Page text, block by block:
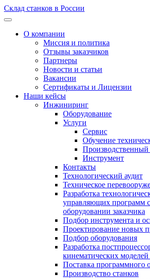
Склад станков в России
О компании
Миссия и политика
Отзывы заказчиков
Партнеры
Новости и статьи
Вакансии
Сертификаты и Лицензии
Наши кейсы
Инжиниринг
Оборудование
Услуги
Сервис
Обучение
Производственный
Инструмент
Контакты
Технологический аудит
Техническое
Разработка
управляющих программ
оборудовании заказчика
Подбор инструмента и
Проектирование новых
Подбор оборудования
Разработка
кинематических моделей
Поставка программного
Производство станков